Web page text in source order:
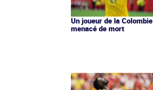
Un joueur de la Colombie
menacé de mort